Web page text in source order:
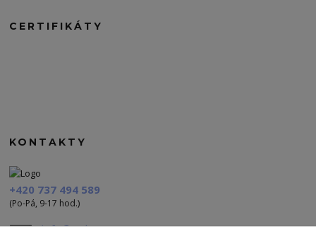
CERTIFIKÁTY
KONTAKTY
+420 737 494 589
(Po-Pá, 9-17 hod.)